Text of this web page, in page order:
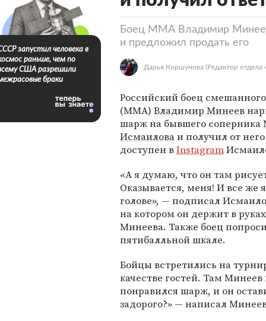
Боец ММА Владимир
и предложил продать его
Дарья Коршунова (Редактор отдела
Российский боец
(MMA) Владимир Минеев
шарж на бывшего соперника
Исмаиловаи получил от
доступен вInstagram
«А я думаю, что он там
Оказывается, меня! И все же
голове», — подписал
на котором он держит в
Минеева. Также боец
пятибалльной шкале.
Бойцы встретились на
качестве гостей. Там
понравился шарж, и он
задорого?» — написал
запустил человека в
раньше, чем по
США разрешили
браки